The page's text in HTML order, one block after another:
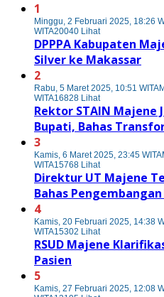
1
Minggu, 2 Februari 2025, 18:26
WITA20040 Lihat
DPPPA Kabupaten
Silver ke Makassar
2
Rabu, 5 Maret 2025, 10:51 WITA
WITA16828 Lihat
Rektor STAIN Majene
Bupati, Bahas
3
Kamis, 6 Maret 2025, 23:45 WITA
WITA15768 Lihat
Direktur UT Majene
Bahas
4
Kamis, 20 Februari 2025, 14:38
WITA15302 Lihat
RSUD Majene
Pasien
5
Kamis, 27 Februari 2025, 12:08